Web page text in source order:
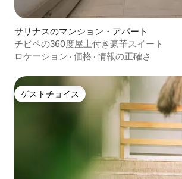
サリナスのマンション・アパート
チピペの360度屋上付き豪華スイート
ロケーション · 価格 ·情報の正確さ
ゲストチョイス
ゲストチョイス